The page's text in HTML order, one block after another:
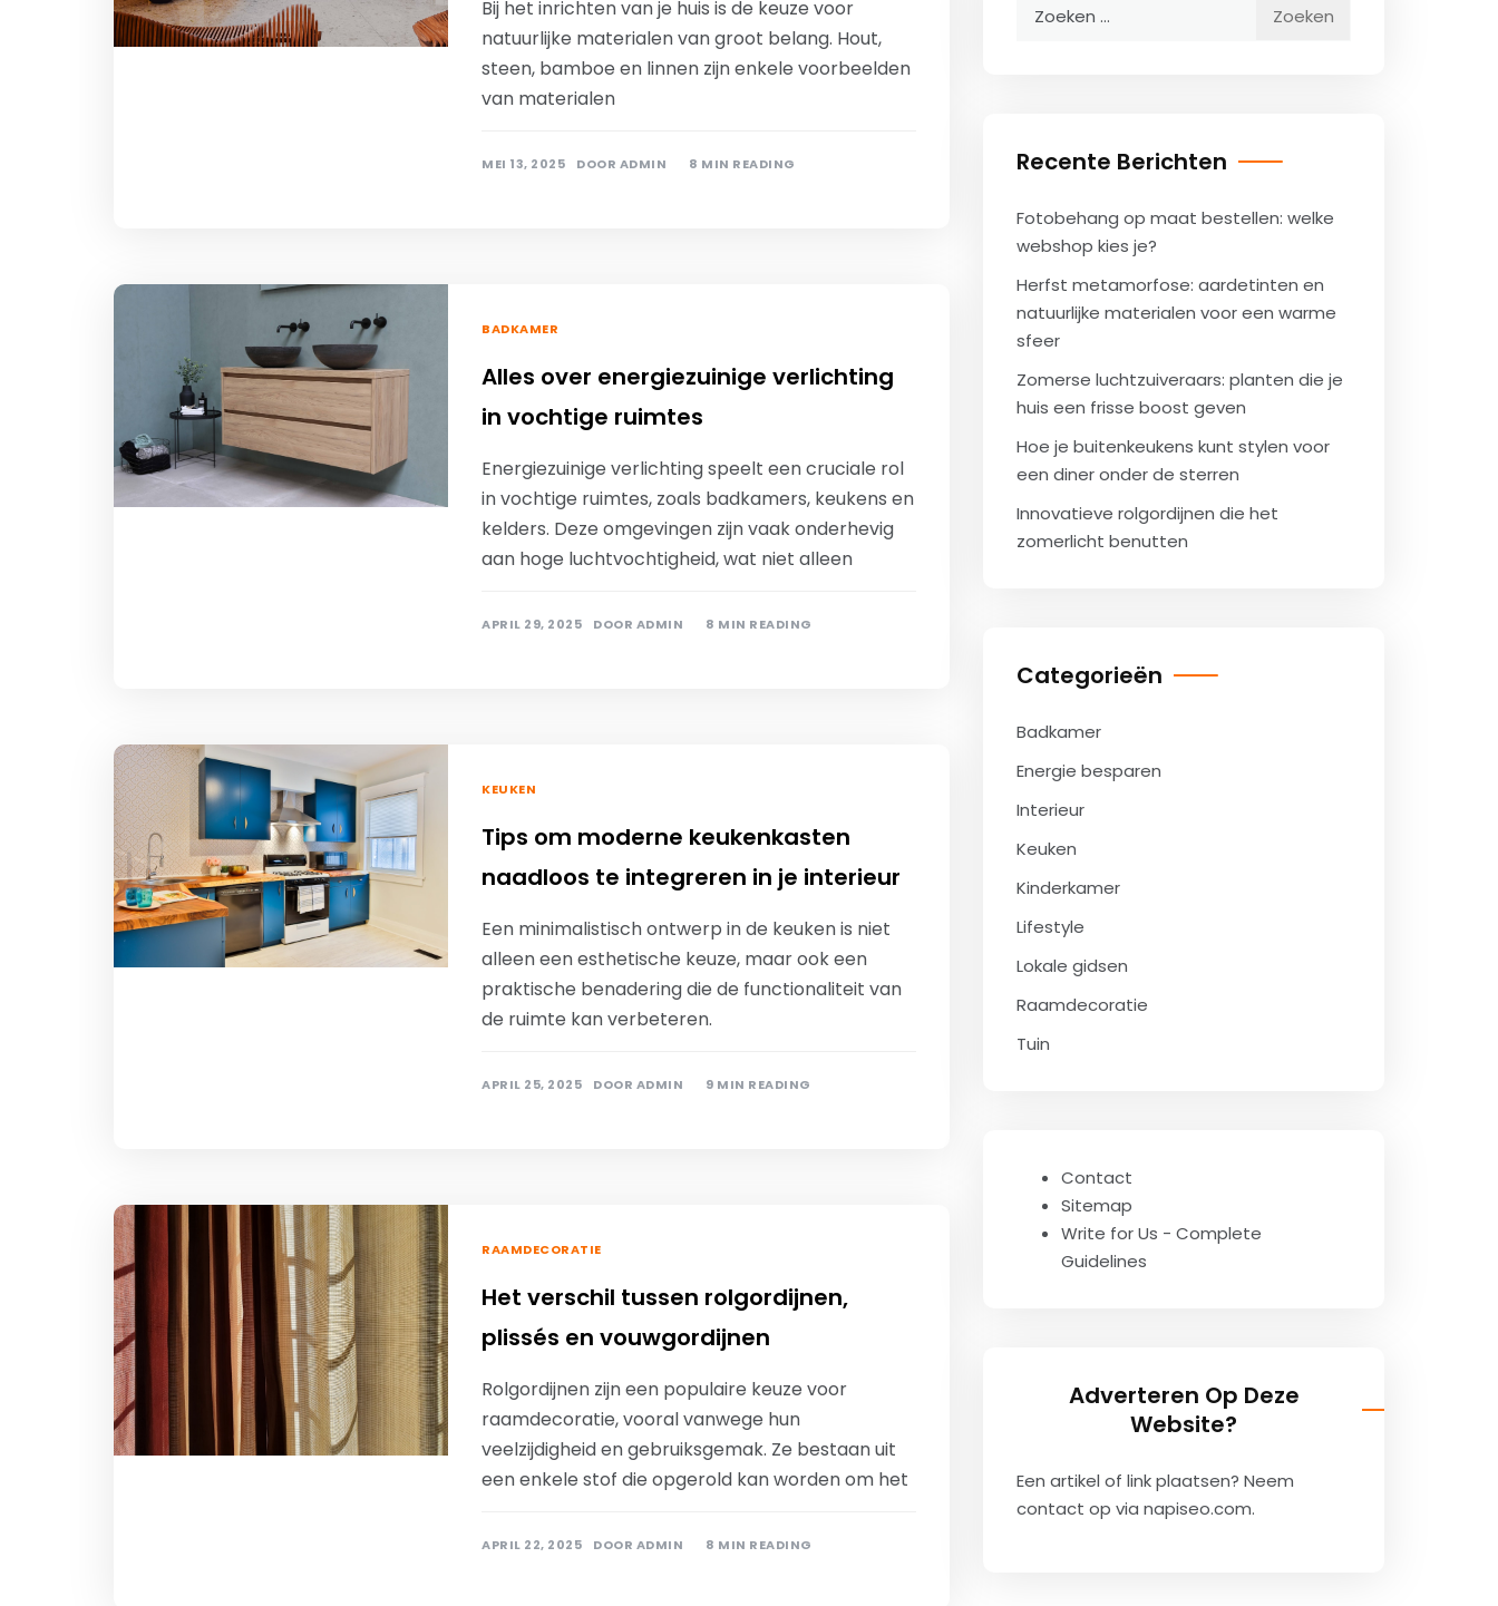
Bij het inrichten van je huis is de keuze voor
natuurlijke materialen van groot belang. Hout,
steen, bamboe en linnen zijn enkele voorbeelden
van materialen
MEI 13, 2025 DOOR ADMIN 8 MIN READING
BADKAMER
Alles over energiezuinige verlichting
in vochtige ruimtes
Energiezuinige verlichting speelt een cruciale rol
in vochtige ruimtes, zoals badkamers, keukens en
kelders. Deze omgevingen zijn vaak onderhevig
aan hoge luchtvochtigheid, wat niet alleen
APRIL 29, 2025 DOOR ADMIN 8 MIN READING
KEUKEN
Tips om moderne keukenkasten
naadloos te integreren in je interieur
Een minimalistisch ontwerp in de keuken is niet
alleen een esthetische keuze, maar ook een
praktische benadering die de functionaliteit van
de ruimte kan verbeteren.
APRIL 25, 2025 DOOR ADMIN 9 MIN READING
RAAMDECORATIE
Het verschil tussen rolgordijnen,
plissés en vouwgordijnen
Rolgordijnen zijn een populaire keuze voor
raamdecoratie, vooral vanwege hun
veelzijdigheid en gebruiksgemak. Ze bestaan uit
een enkele stof die opgerold kan worden om het
APRIL 22, 2025 DOOR ADMIN 8 MIN READING
Recente Berichten
Fotobehang op maat bestellen: welke
webshop kies je?
Herfst metamorfose: aardetinten en
natuurlijke materialen voor een warme
sfeer
Zomerse luchtzuiveraars: planten die je
huis een frisse boost geven
Hoe je buitenkeukens kunt stylen voor
een diner onder de sterren
Innovatieve rolgordijnen die het
zomerlicht benutten
Categorieën
Badkamer
Energie besparen
Interieur
Keuken
Kinderkamer
Lifestyle
Lokale gidsen
Raamdecoratie
Tuin
Contact
Sitemap
Write for Us - Complete
Guidelines
Adverteren Op Deze
Website?
Een artikel of link plaatsen? Neem
contact op via napiseo.com.